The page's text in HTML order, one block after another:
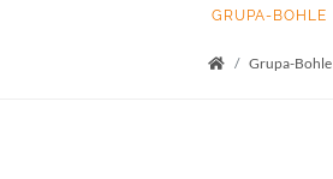
GRUPA-BOHLE
Startseite
Grupa-Bohle